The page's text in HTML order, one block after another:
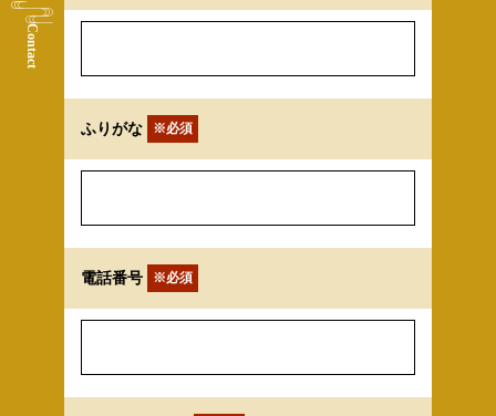
Contact
ふりがな ※必須
電話番号 ※必須